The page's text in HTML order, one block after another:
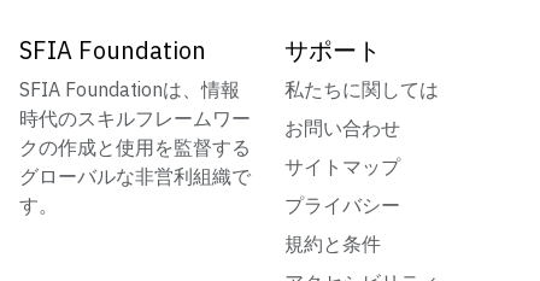
SFIA Foundation
SFIA Foundationは、情報
時代のスキルフレームワー
クの作成と使用を監督する
グローバルな非営利組織で
す。
サポート
私たちに関しては
お問い合わせ
サイトマップ
プライバシー
規約と条件